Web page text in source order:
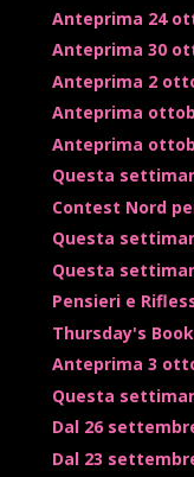
Anteprima 24
Anteprima 30
Anteprima 2
Anteprima
Anteprima
Questa
Contest Nord
Questa
Questa
Pensieri e
Thursday's
Anteprima 3
Questa
Dal 26
Dal 23